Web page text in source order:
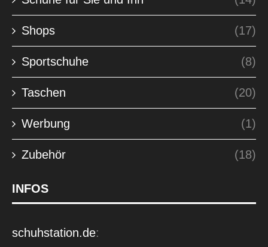
Shops (17)
Sportschuhe (8)
Taschen (20)
Werbung (1)
Zubehör (18)
INFOS
schuhstation.de: